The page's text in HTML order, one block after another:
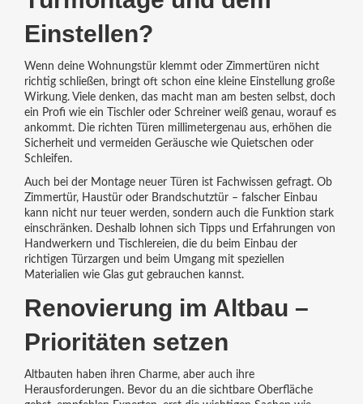
Einstellen?
Wenn deine Wohnungstür klemmt oder Zimmertüren nicht
richtig schließen, bringt oft schon eine kleine Einstellung große
Wirkung. Viele denken, das macht man am besten selbst, doch
ein Profi wie ein Tischler oder Schreiner weiß genau, worauf es
ankommt. Die richten Türen millimetergenau aus, erhöhen die
Sicherheit und vermeiden Geräusche wie Quietschen oder
Schleifen.
Auch bei der Montage neuer Türen ist Fachwissen gefragt. Ob
Zimmertür, Haustür oder Brandschutztür – falscher Einbau
kann nicht nur teuer werden, sondern auch die Funktion stark
einschränken. Deshalb lohnen sich Tipps und Erfahrungen von
Handwerkern und Tischlereien, die du beim Einbau der
richtigen Türzargen und beim Umgang mit speziellen
Materialien wie Glas gut gebrauchen kannst.
Renovierung im Altbau –
Prioritäten setzen
Altbauten haben ihren Charme, aber auch ihre
Herausforderungen. Bevor du an die sichtbare Oberfläche